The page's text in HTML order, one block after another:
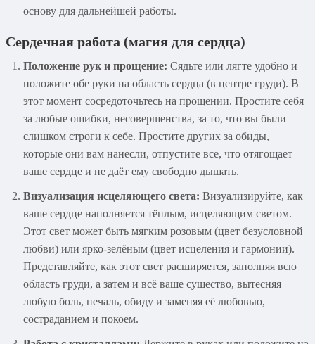
основу для дальнейшей работы.
Сердечная работа (магия для сердца)
Положение рук и прощение: Сядьте или лягте удобно и
положите обе руки на область сердца (в центре груди). В
этот момент сосредоточьтесь на прощении. Простите себя
за любые ошибки, несовершенства, за то, что вы были
слишком строги к себе. Простите других за обиды,
которые они вам нанесли, отпустите все, что отягощает
ваше сердце и не даёт ему свободно дышать.
Визуализация исцеляющего света: Визуализируйте, как
ваше сердце наполняется тёплым, исцеляющим светом.
Этот свет может быть мягким розовым (цвет безусловной
любви) или ярко-зелёным (цвет исцеления и гармонии).
Представляйте, как этот свет расширяется, заполняя всю
область груди, а затем и всё ваше существо, вытесняя
любую боль, печаль, обиду и заменяя её любовью,
состраданием и покоем.